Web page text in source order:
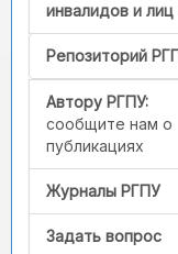
инвалидов и
Репозиторий
Автору РГПУ:
сообщите нам о
публикациях
Журналы РГПУ
Задать вопрос